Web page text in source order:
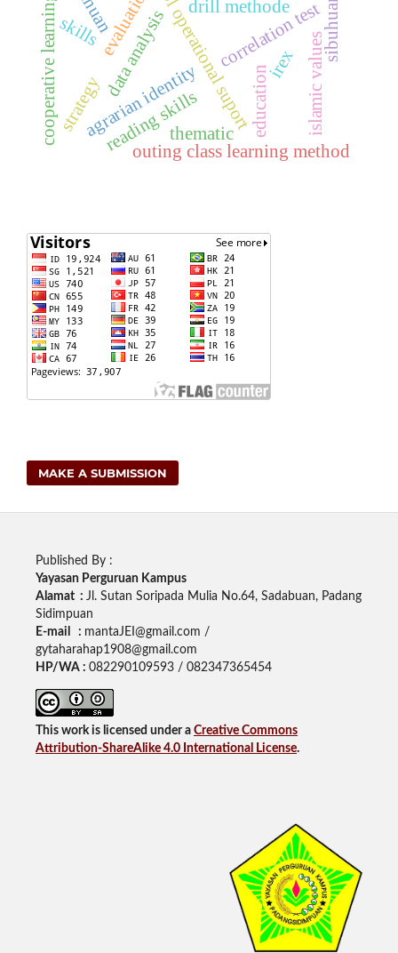
evaluationschool operational suporteducation
agrarian identity
correlation test
data analysis sibuhuan
reading skills
outing class learning method
drill methode
thematic
strategy
irex
skills islamic values
cooperative learning stad
MAKE A SUBMISSION
Published By :
Yayasan Perguruan Kampus
Alamat : Jl. Sutan Soripada Mulia No.64, Sadabuan, Padang
Sidimpuan
E-mail : mantaJEI@gmail.com /
gytaharahap1908@gmail.com
HP/WA : 082290109593 / 082347365454
This work is licensed under a Creative Commons
Attribution-ShareAlike 4.0 International License.